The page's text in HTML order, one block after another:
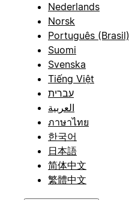
Nederlands
Norsk
Português (Brasil)
Suomi
Svenska
Tiếng Việt
עברית
العربية
ภาษาไทย
한국어
日本語
简体中文
繁體中文